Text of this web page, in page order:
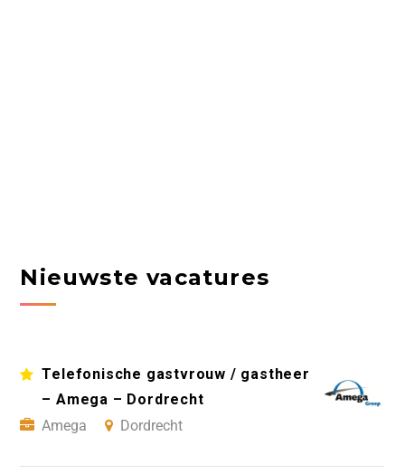
Nieuwste vacatures
Telefonische gastvrouw / gastheer
– Amega – Dordrecht
Amega
Dordrecht